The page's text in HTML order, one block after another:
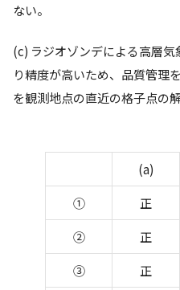
ない。
(c) ラジオゾンデによる⾼層
り精度が⾼いため、品質管理
を観測地点の直近の格⼦点の
(a)
①
正
②
正
③
正